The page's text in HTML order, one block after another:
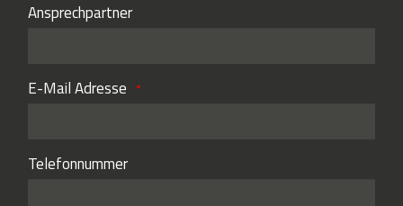
Ansprechpartner
E-Mail Adresse
Telefonnummer